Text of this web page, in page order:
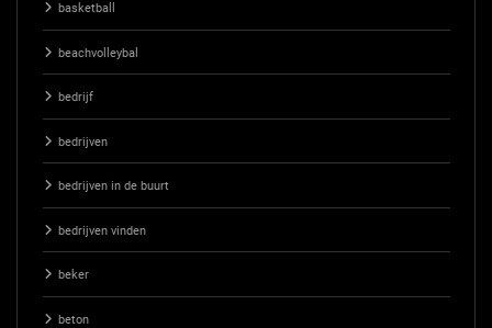
basketball
beachvolleybal
bedrijf
bedrijven
bedrijven in de buurt
bedrijven vinden
beker
beton